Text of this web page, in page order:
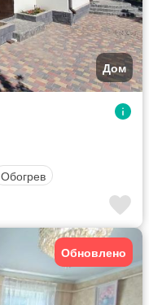
Дом
Обогрев
Обновлено